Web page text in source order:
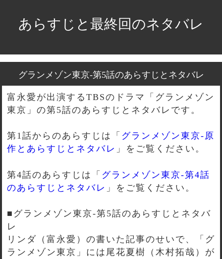
あらすじと最終回のネタバレ
グランメゾン東京-第5話のあらすじとネタバレ
富永愛が出演するTBSのドラマ「グランメゾン
東京」の第5話のあらすじとネタバレです。
第1話からのあらすじは「 グランメゾン東京-原
作とあらすじとネタバレ 」をご覧ください。
第4話のあらすじは「 グランメゾン東京-第4話
のあらすじとネタバレ 」をご覧ください。
■グランメゾン東京-第5話のあらすじとネタバ
レ
リンダ（富永愛）の書いた記事のせいで、「グ
ランメゾン東京」には尾花夏樹（木村拓哉）が